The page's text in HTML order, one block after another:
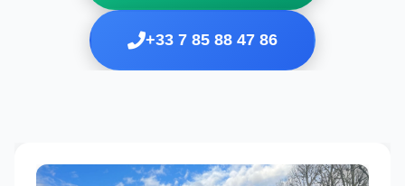
+33 7 85 88 47 86